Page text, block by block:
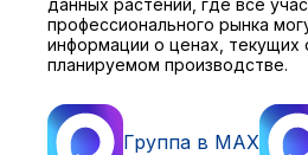
данных растений, где все
профессионального рынка
информации о ценах, текущих
планируемом производстве.
Группа в MAX